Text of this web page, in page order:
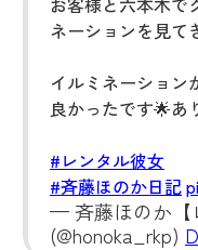
ネーションを見て
イルミネーション
良かったです🌟あ
#レンタル彼女
#斉藤ほのか日記
— 斉藤ほのか【
(@honoka_rkp)